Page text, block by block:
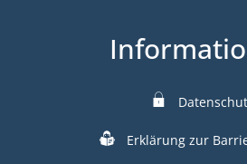
Erklärung zur